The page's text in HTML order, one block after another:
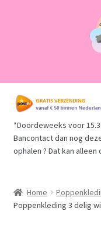
naar
navigatie
de
inhoud
Home
Babypoppen
Mijn account
*Doordeweeks voor
Bancontact dan nog
ophalen ? Dat kan alleen
Home
Poppenkleding 3 delig